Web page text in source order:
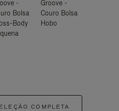
-
Bolsa
Body
Groove -
Couro Bolsa
Hobo
COMPLETA